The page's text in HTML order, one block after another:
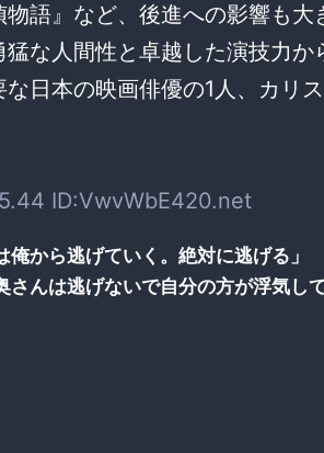
語』など、後進への影響も大
な人間性と卓越した演技力か
日本の映画俳優の1人、カリ
ID:VwvWbE420.net
俺から逃げていく。絶対に逃げる」
さんは逃げないで自分の方が浮気し